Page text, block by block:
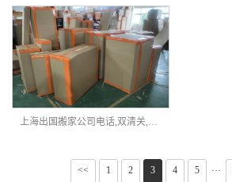
上海出国搬家公司电话,双清关,门对门服务-鑫天天国际搬家
<< 1 2 3 4 5 ···